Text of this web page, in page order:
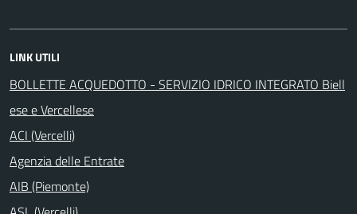
LINK UTILI
BOLLETTE ACQUEDOTTO - SERVIZIO IDRICO INTEGRATO Biell
ese e Vercellese
ACI (Vercelli)
Agenzia delle Entrate
AIB (Piemonte)